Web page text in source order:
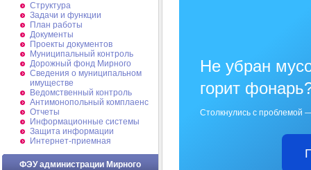
Структура
Задачи и функции
План работы
Документы
Проекты документов
Муниципальный контроль
Дорожный фонд Мирного
Cведения о муниципальном
имуществе
Ведомственный контроль
Антимонопольный комплаенс
Отчеты
Информационные системы
Защита информации
Интернет-приемная
ФЭУ администрации Мирного
Не убран
горит
Столкнулись с проблемой